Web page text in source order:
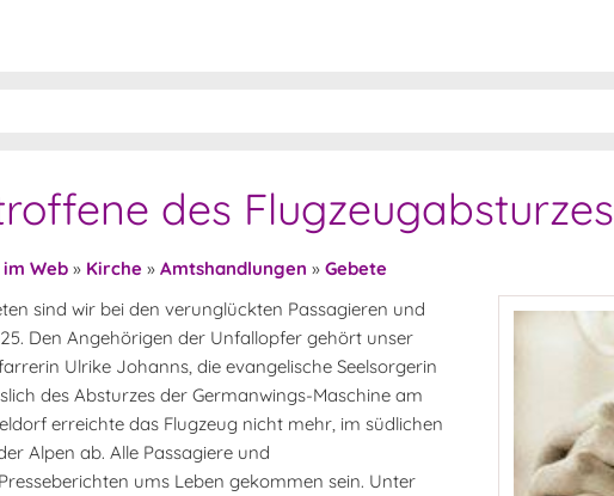
des Flugzeugabsturzes
Web » Kirche » Amtshandlungen » Gebete
sind wir bei den verunglückten Passagieren und
Den Angehörigen der Unfallopfer gehört unser
Ulrike Johanns, die evangelische Seelsorgerin
des Absturzes der Germanwings-Maschine am
erreichte das Flugzeug nicht mehr, im südlichen
Alpen ab. Alle Passagiere und
ums Leben gekommen sein. Unter